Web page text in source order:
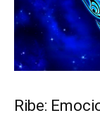
Ribe: